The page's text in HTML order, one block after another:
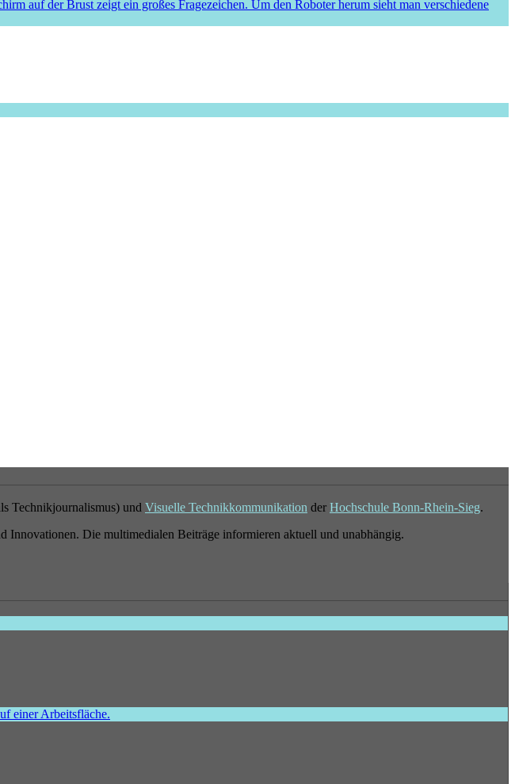
Technikjournalismus) und Visuelle Technikkommunikation der Hochschule Bonn-Rhein-Sieg.
Innovationen. Die multimedialen Beiträge informieren aktuell und unabhängig.